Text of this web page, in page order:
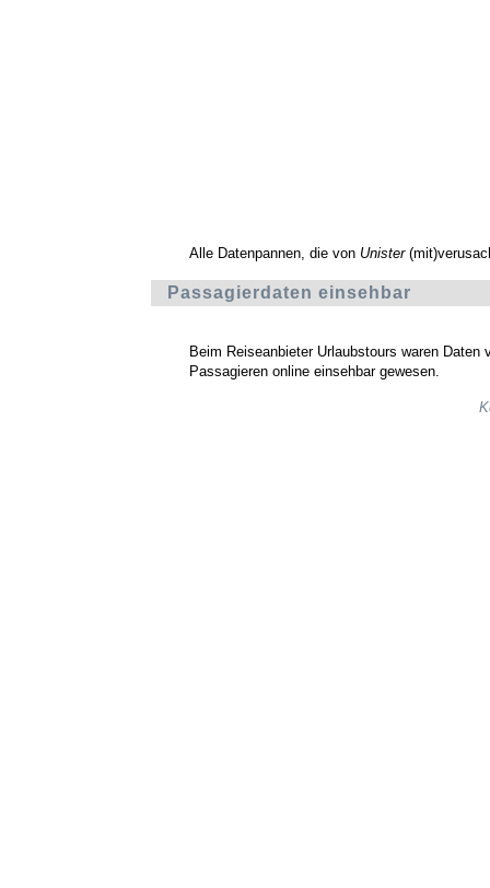
Alle Datenpannen, die von Unister
Passagierdaten einsehbar
Beim Reiseanbieter Urlaubstours waren Daten
Passagieren online einsehbar gewesen.